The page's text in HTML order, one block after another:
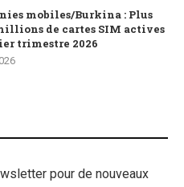
mobiles/Burkina : Plus
de cartes SIM actives
trimestre 2026
pour de nouveaux